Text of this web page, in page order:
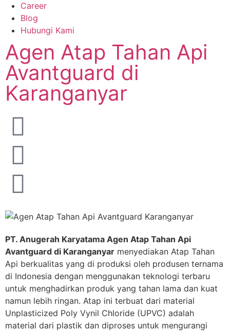
Career
Blog
Hubungi Kami
Agen Atap Tahan Api
Avantguard di
Karanganyar
PT. Anugerah Karyatama Agen Atap Tahan Api
Avantguard di Karanganyar menyediakan Atap Tahan
Api berkualitas yang di produksi oleh produsen ternama
di Indonesia dengan menggunakan teknologi terbaru
untuk menghadirkan produk yang tahan lama dan kuat
namun lebih ringan. Atap ini terbuat dari material
Unplasticized Poly Vynil Chloride (UPVC) adalah
material dari plastik dan diproses untuk mengurangi